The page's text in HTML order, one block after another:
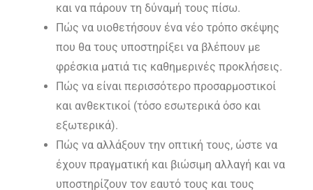
και να πάρουν τη δύναμή τους πίσω.
Πώς να υιοθετήσουν ένα νέο τρόπο σκέψης
που θα τους υποστηρίξει να βλέπουν με
φρέσκια ματιά τις καθημερινές προκλήσεις.
Πώς να είναι περισσότερο προσαρμοστικοί
και ανθεκτικοί (τόσο εσωτερικά όσο και
εξωτερικά).
Πώς να αλλάξουν την οπτική τους, ώστε να
έχουν πραγματική και βιώσιμη αλλαγή και να
υποστηρίζουν τον εαυτό τους και τους